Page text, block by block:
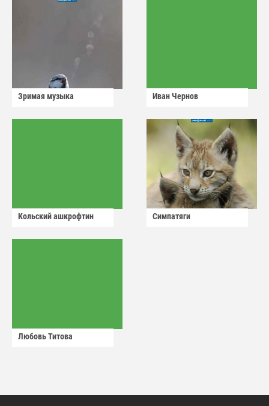
Зримая музыка Иван Чернов
Кольский ашкрофтин Симпатяги
Любовь Титова